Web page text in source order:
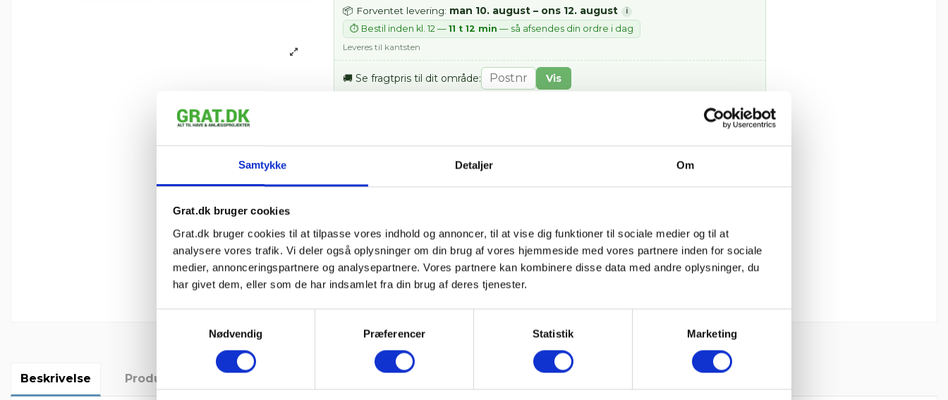
Samtykke Detaljer Om
Grat.dk bruger cookies
Grat.dk bruger cookies til at tilpasse vores indhold og annoncer, til at vise dig funktioner til sociale medier og til at
analysere vores trafik. Vi deler også oplysninger om din brug af vores hjemmeside med vores partnere inden for sociale
medier, annonceringspartnere og analysepartnere. Vores partnere kan kombinere disse data med andre oplysninger, du
har givet dem, eller som de har indsamlet fra din brug af deres tjenester.
Nødvendig
Præferencer Statistik Marketing
📦 Forventet levering: man 10. august – ons 12. august i
⏱ Bestil inden kl. 12 — 11 t 12 min — så afsendes din ordre i dag
Leveres til kantsten
🚚 Se fragtpris til dit område: Vis
Fragt pr. palle:
Jylland/Fyn: 299 kr.
Sjælland: 349 kr.
Beskrivelse Produktoplysninger